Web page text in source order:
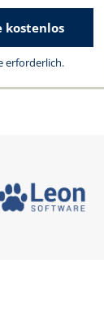
kostenlos
erforderlich.